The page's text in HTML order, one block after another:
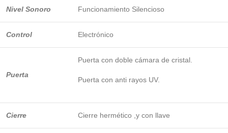
Nivel Sonoro Funcionamiento Silencioso
Control Electrónico
Puerta
Puerta con doble cámara de cristal.
Puerta con anti rayos UV.
Cierre Cierre hermético ,y con llave